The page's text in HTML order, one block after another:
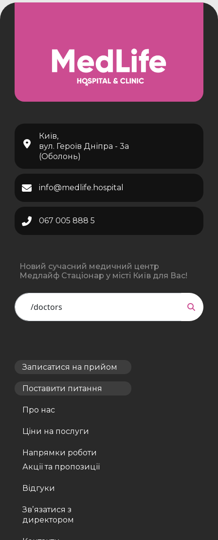
Київ,
вул. Героїв Дніпра - 3а
(Оболонь)
info@medlife.hospital
067 005 888 5
Новий сучасний медичний центр
Медлайф Стаціонар у місті Київ для Вас!
Записатися на прийом
Поставити питання
Про нас
Ціни на послуги
Напрямки роботи
Акції та пропозиції
Відгуки
Звʼязатися з
директором